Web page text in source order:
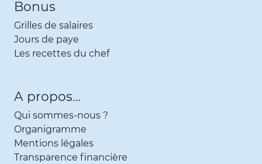
Bonus
Grilles de salaires
Jours de paye
Les recettes du chef
A propos…
Qui sommes-nous ?
Organigramme
Mentions légales
Transparence financière